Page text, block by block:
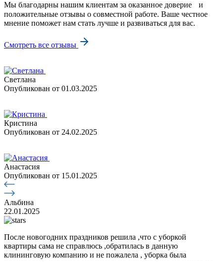
Мы благодарны нашим клиентам за оказанное доверие и
положительные отзывы о совместной работе. Ваше честное
мнение поможет нам стать лучше и развиваться для вас.
Смотреть все отзывы
Светлана
Опубликован от 01.03.2025
Кристина
Опубликован от 24.02.2025
Анастасия
Опубликован от 15.01.2025
Альбина
22.01.2025
После новогодних праздников решила ,что с уборкой
квартиры сама не справлюсь ,обратилась в данную
клининговую компанию и не пожалела , уборка была